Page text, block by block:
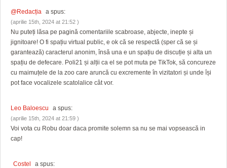
@Redacția a spus:
(aprilie 15th, 2024 at 21:52 )
Nu puteți lăsa pe pagină comentariile scabroase, abjecte, inepte și
jignitoare! O fi spațiu virtual public, e ok că se respectă (sper că se și
garantează) caracterul anonim, însă una e un spațiu de discuție și alta un
spațiu de defecare. Poli21 și alții ca el se pot muta pe TikTok, să concureze
cu maimuțele de la zoo care aruncă cu excremente în vizitatori și unde își
pot face vocalizele scatolalice cât vor.
Leo Baloescu a spus:
(aprilie 15th, 2024 at 21:59 )
Voi vota cu Robu doar daca promite solemn sa nu se mai vopsească in
cap!
Costel a spus: